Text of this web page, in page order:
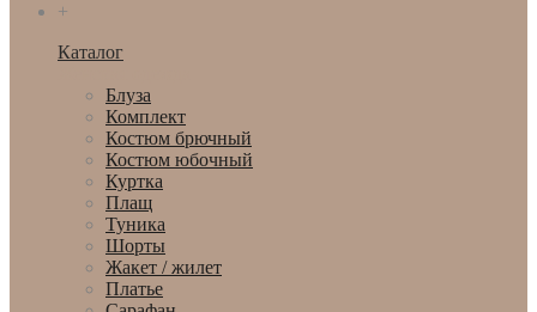
+
Каталог
Блуза
Комплект
Костюм брючный
Костюм юбочный
Куртка
Плащ
Туника
Шорты
Жакет / жилет
Платье